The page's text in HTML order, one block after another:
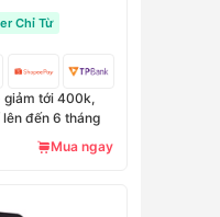
Chỉ Từ
giảm tới 400k,
đến 6 tháng
Mua ngay